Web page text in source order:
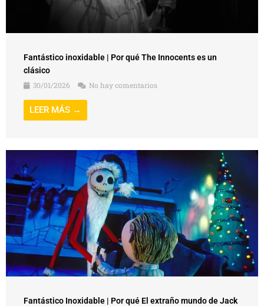
Fantástico inoxidable | Por qué The Innocents es un
clásico
30/01/2026
No hay comentarios
LEER MÁS →
Fantástico Inoxidable | Por qué El extraño mundo de Jack